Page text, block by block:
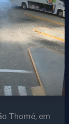
Thomé, em